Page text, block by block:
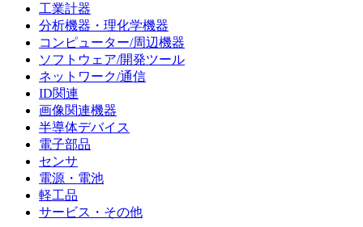
工業計器
分析機器・理化学機器
コンピューター/周辺機器
ソフトウェア/開発ツール
ネットワーク/通信
ID関連
画像関連機器
半導体デバイス
電子部品
センサ
電源・電池
軽工品
サービス・その他